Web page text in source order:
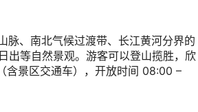
脉、南北气候过渡带、长江黄河分界的
出等自然景观。游客可以登山揽胜，欣
含景区交通车），开放时间 08:00 –